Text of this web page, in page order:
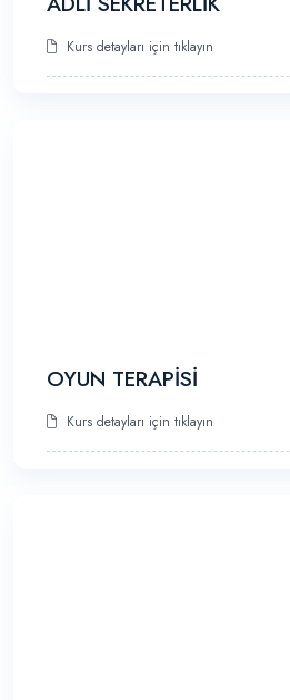
Kurs detayları için tıklayın
OYUN TERAPİSİ
Kurs detayları için tıklayın